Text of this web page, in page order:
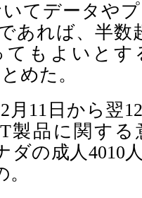
てデータや
あれば、半数
てもよいとす
めた。
月11日から翌
製品に関す
ダの成人4010